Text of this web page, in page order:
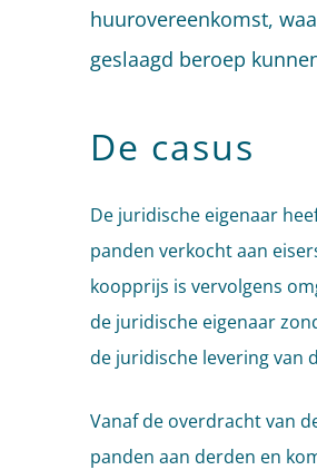
huurovereenkomst,
geslaagd beroep
De casus
De juridische eigenaar
panden verkocht aan
koopprijs is vervolgens
de juridische eigenaar
de juridische levering van
Vanaf de overdracht van
panden aan derden en